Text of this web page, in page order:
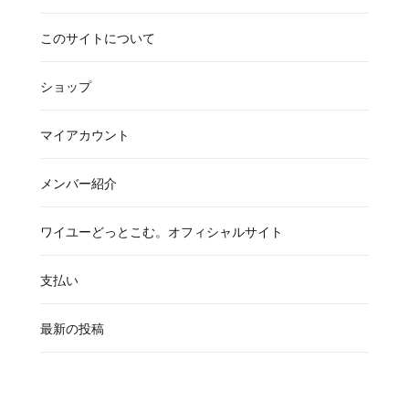
このサイトについて
ショップ
マイアカウント
メンバー紹介
ワイユーどっとこむ。オフィシャルサイト
支払い
最新の投稿